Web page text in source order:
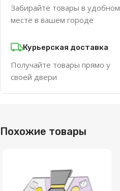
Забирайте товары в удобном
месте в вашем городе
Курьерская доставка
Получайте товары прямо у
своей двери
Похожие товары